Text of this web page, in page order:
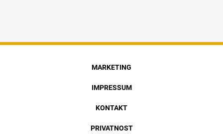
MARKETING
IMPRESSUM
KONTAKT
PRIVATNOST